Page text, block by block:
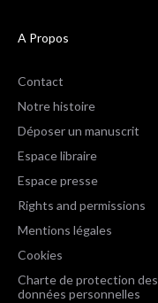
A Propos
Contact
Notre histoire
Déposer un manuscrit
Espace libraire
Espace presse
Rights and permissions
Mentions légales
Cookies
Charte de protection des
données personnelles